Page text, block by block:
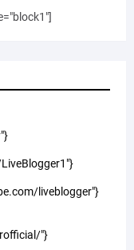
liveblogger"}
"}